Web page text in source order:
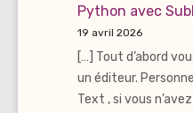
Python avec
19 avril 2026
[…] Tout d’abord
un éditeur.
Text , si vous